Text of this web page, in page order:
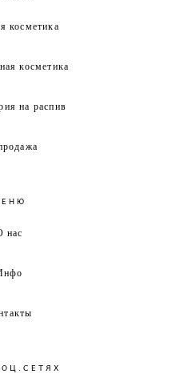
косметика
косметика
на распив
нас